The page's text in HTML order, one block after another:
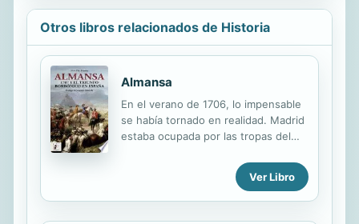
Otros libros relacionados de Historia
Almansa
En el verano de 1706, lo impensable
se había tornado en realidad. Madrid
estaba ocupada por las tropas del
como Carlos III. Mientras tanto,
Felipe V, de campamento en
campamento, esperaba los refuerzos
Ver Libro